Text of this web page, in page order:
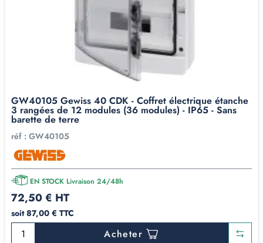
GW40105 Gewiss 40 CDK - Coffret électrique étanche
3 rangées de 12 modules (36 modules) - IP65 - Sans
barette de terre
réf : GW40105
EN STOCK Livraison 24/48h
72,50 € HT
soit 87,00 € TTC
Acheter